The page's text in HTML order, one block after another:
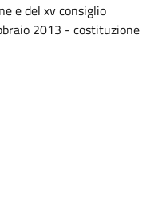
e del xv consiglio
2013 - costituzione